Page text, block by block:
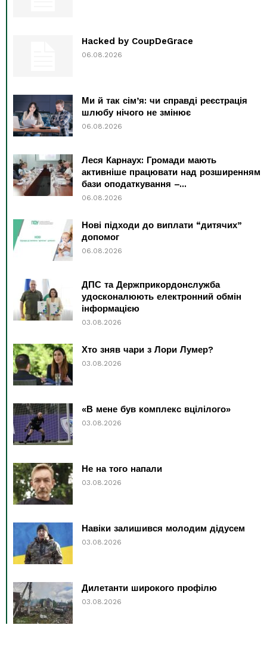
Hacked by CoupDeGrace
06.08.2026
Ми й так сім’я: чи справді реєстрація
шлюбу нічого не змінює
06.08.2026
Леся Карнаух: Громади мають
активніше працювати над розширенням
бази оподаткування –...
06.08.2026
Нові підходи до виплати “дитячих”
допомог
06.08.2026
ДПС та Держприкордонслужба
удосконалюють електронний обмін
інформацією
03.08.2026
Хто зняв чари з Лори Лумер?
03.08.2026
«В мене був комплекс вцілілого»
03.08.2026
Не на того напали
03.08.2026
Навіки залишився молодим дідусем
03.08.2026
Дилетанти широкого профілю
03.08.2026